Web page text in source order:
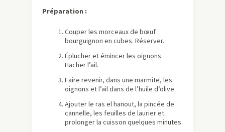
Préparation :
Couper les morceaux de bœuf
bourguignon en cubes. Réserver.
Éplucher et émincer les oignons.
Hacher l’ail.
Faire revenir, dans une marmite, les
oignons et l’ail dans de l’huile d’olive.
Ajouter le ras el hanout, la pincée de
cannelle, les feuilles de laurier et
prolonger la cuisson quelques minutes.